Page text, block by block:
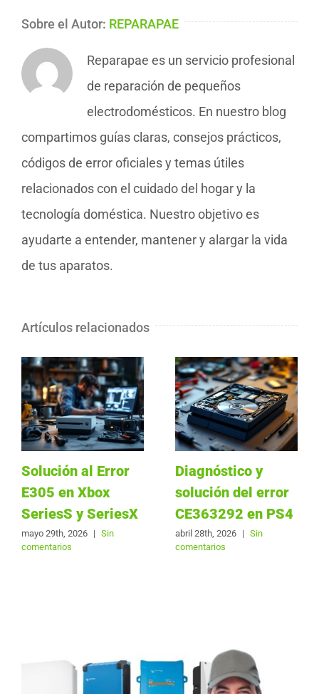
Sobre el Autor: REPARAPAE
Reparapae es un servicio profesional
de reparación de pequeños
electrodomésticos. En nuestro blog
compartimos guías claras, consejos prácticos,
códigos de error oficiales y temas útiles
relacionados con el cuidado del hogar y la
tecnología doméstica. Nuestro objetivo es
ayudarte a entender, mantener y alargar la vida
de tus aparatos.
Artículos relacionados
Solución al Error
E305 en Xbox
SeriesS y SeriesX
mayo 29th, 2026 | Sin
comentarios
Diagnóstico y
solución del error
CE363292 en PS4
abril 28th, 2026 | Sin
comentarios